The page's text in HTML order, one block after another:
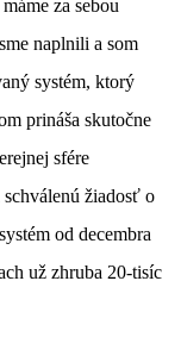
za sebou
naplnili a som
systém, ktorý
prináša skutočne
sfére
žiadosť o
od decembra
už zhruba 20-tisíc